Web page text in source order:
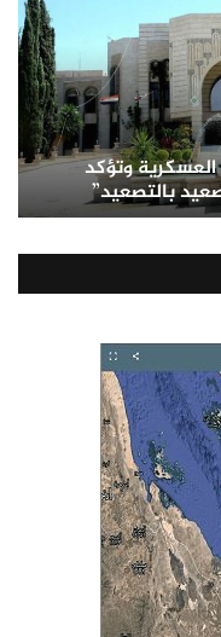
العسكرية وتؤكد
بالتصعيد”